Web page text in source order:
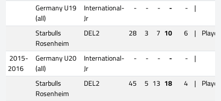
Germany U19
(all)
International-
Jr
- - - - - |
Starbulls
Rosenheim
DEL2 28 3 7 10 6 |
2015-
2016
Germany U20
(all)
International-
Jr
- - - - - |
Starbulls
Rosenheim
DEL2 45 5 13 18 4 |